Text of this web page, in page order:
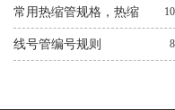
用图文
常用热缩管规格，热缩
管规格大全
线号管编号规则